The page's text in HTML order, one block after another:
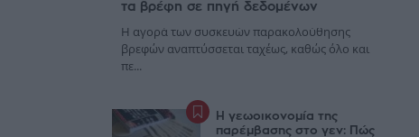
τα βρέφη σε πηγή δεδομένων
Η αγορά των συσκευών παρακολούθησης
βρεφών αναπτύσσεται ταχέως, καθώς όλο και
πε...
Η γεωοικονομία της
παρέμβασης στο γεν: Πώς